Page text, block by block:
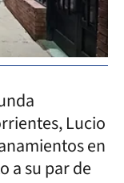
Lucio
en
a su par de